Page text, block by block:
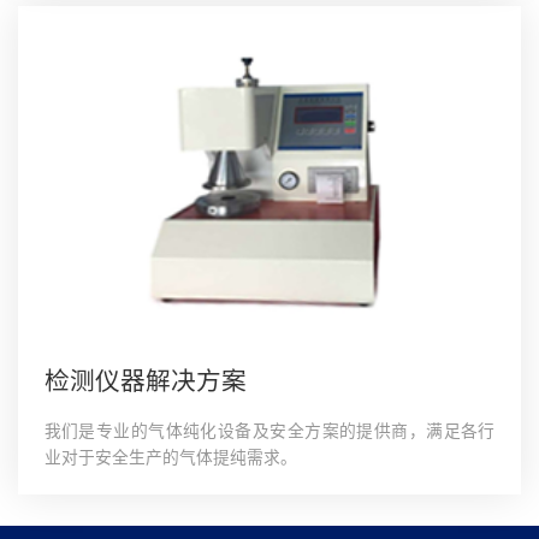
检测仪器解决方案
我们是专业的气体纯化设备及安全方案的提供商，满足各行
业对于安全生产的气体提纯需求。